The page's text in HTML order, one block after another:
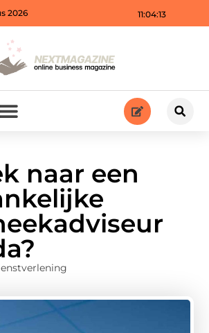
11:04:14
2026
naar een